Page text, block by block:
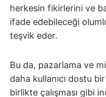
herkesin fikirlerini ve
ifade edebileceği
teşvik eder.
Bu da, pazarlama ve
daha kullanıcı dostu
birlikte çalışması gibi